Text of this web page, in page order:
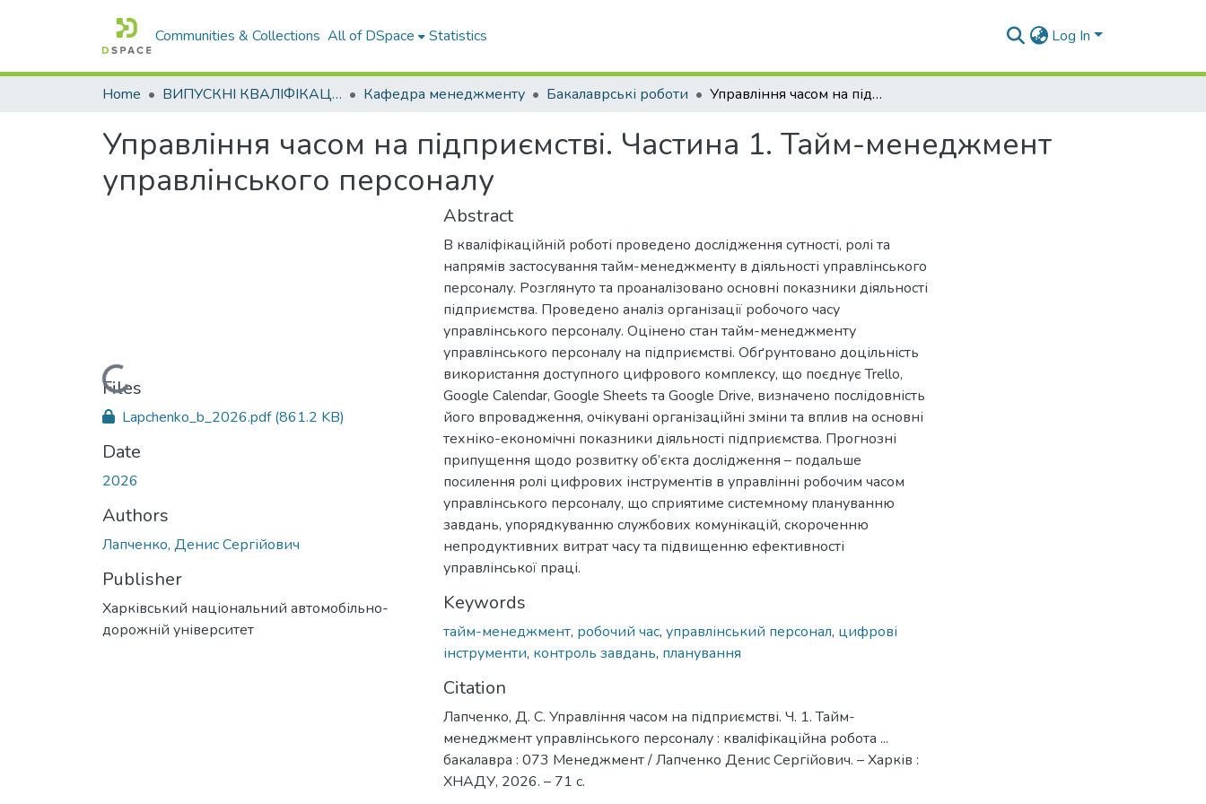
Communities & Collections All of DSpace Statistics Log In
Home ВИПУСКНІ КВАЛІФІКАЦІЙНІ РОБОТИ Кафедра менеджменту Бакалаврські роботи Управління часом на підприємстві. Частина 1. Тайм-менеджмент управлінського персоналу
Управління часом на підприємстві. Частина 1. Тайм-менеджмент
управлінського персоналу
Loading...
Files
Lapchenko_b_2026.pdf(861.2 KB)
Date
2026
Authors
Лапченко, Денис Сергійович
Publisher
Харківський національний автомобільно-
дорожній університет
Abstract
В кваліфікаційній роботі проведено дослідження сутності, ролі та
напрямів застосування тайм-менеджменту в діяльності управлінського
персоналу. Розглянуто та проаналізовано основні показники діяльності
підприємства. Проведено аналіз організації робочого часу
управлінського персоналу. Оцінено стан тайм-менеджменту
управлінського персоналу на підприємстві. Обґрунтовано доцільність
використання доступного цифрового комплексу, що поєднує Trello,
Google Calendar, Google Sheets та Google Drive, визначено послідовність
його впровадження, очікувані організаційні зміни та вплив на основні
техніко-економічні показники діяльності підприємства. Прогнозні
припущення щодо розвитку об’єкта дослідження – подальше
посилення ролі цифрових інструментів в управлінні робочим часом
управлінського персоналу, що сприятиме системному плануванню
завдань, упорядкуванню службових комунікацій, скороченню
непродуктивних витрат часу та підвищенню ефективності
управлінської праці.
Keywords
тайм-менеджмент, робочий час, управлінський персонал, цифрові
інструменти, контроль завдань, планування
Citation
Лапченко, Д. С. Управління часом на підприємстві. Ч. 1. Тайм-
менеджмент управлінського персоналу : кваліфікаційна робота ...
бакалавра : 073 Менеджмент / Лапченко Денис Сергійович. – Харків :
ХНАДУ, 2026. – 71 с.